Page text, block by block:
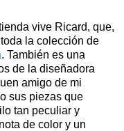
vive Ricard, que,
la colección de
. También es una
de la diseñadora
amigo de mi
sus piezas que
tan peculiar y
de color y un